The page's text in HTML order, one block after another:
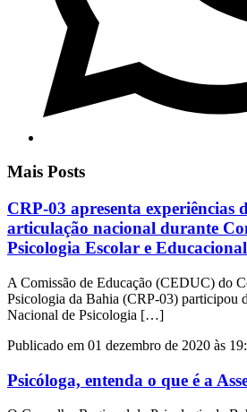
Mais Posts
CRP-03 apresenta experiências
articulação nacional durante
Psicologia Escolar e Educacional
A Comissão de Educação (CEDUC) do
Psicologia da Bahia (CRP-03) participou
Nacional de Psicologia […]
Publicado em 01 dezembro de 2020 às
Psicóloga, entenda o que é a